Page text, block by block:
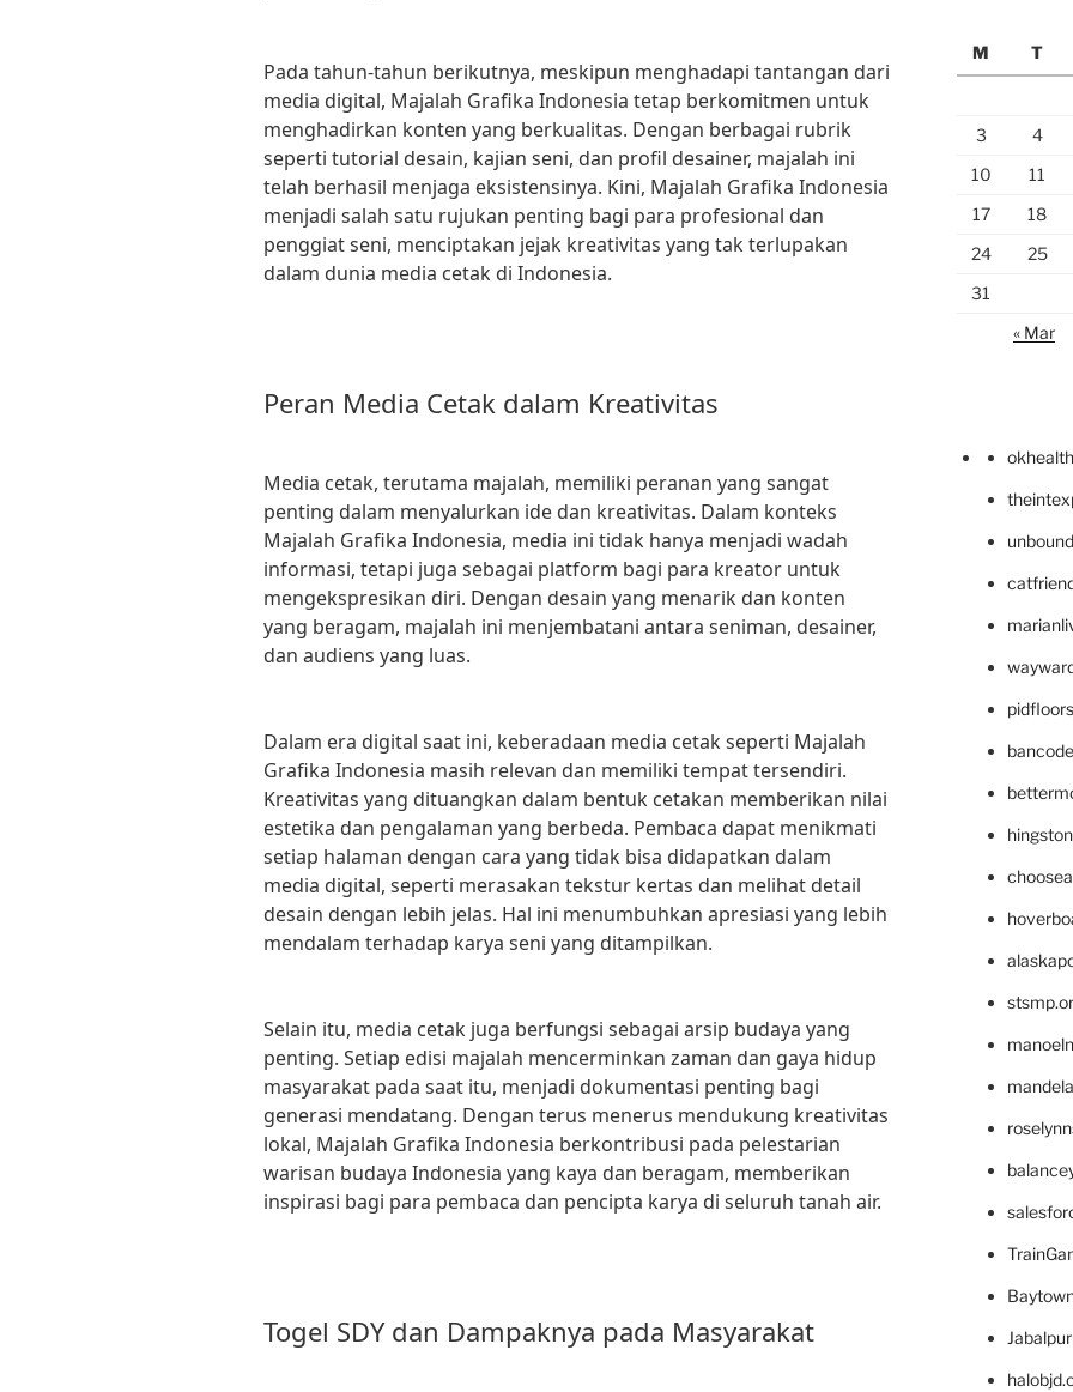
Pada tahun-tahun berikutnya, meskipun menghadapi tantangan dari
media digital, Majalah Grafika Indonesia tetap berkomitmen untuk
menghadirkan konten yang berkualitas. Dengan berbagai rubrik
seperti tutorial desain, kajian seni, dan profil desainer, majalah ini
telah berhasil menjaga eksistensinya. Kini, Majalah Grafika Indonesia
menjadi salah satu rujukan penting bagi para profesional dan
penggiat seni, menciptakan jejak kreativitas yang tak terlupakan
dalam dunia media cetak di Indonesia.
Peran Media Cetak dalam Kreativitas
Media cetak, terutama majalah, memiliki peranan yang sangat
penting dalam menyalurkan ide dan kreativitas. Dalam konteks
Majalah Grafika Indonesia, media ini tidak hanya menjadi wadah
informasi, tetapi juga sebagai platform bagi para kreator untuk
mengekspresikan diri. Dengan desain yang menarik dan konten
yang beragam, majalah ini menjembatani antara seniman, desainer,
dan audiens yang luas.
Dalam era digital saat ini, keberadaan media cetak seperti Majalah
Grafika Indonesia masih relevan dan memiliki tempat tersendiri.
Kreativitas yang dituangkan dalam bentuk cetakan memberikan nilai
estetika dan pengalaman yang berbeda. Pembaca dapat menikmati
setiap halaman dengan cara yang tidak bisa didapatkan dalam
media digital, seperti merasakan tekstur kertas dan melihat detail
desain dengan lebih jelas. Hal ini menumbuhkan apresiasi yang lebih
mendalam terhadap karya seni yang ditampilkan.
Selain itu, media cetak juga berfungsi sebagai arsip budaya yang
penting. Setiap edisi majalah mencerminkan zaman dan gaya hidup
masyarakat pada saat itu, menjadi dokumentasi penting bagi
generasi mendatang. Dengan terus menerus mendukung kreativitas
lokal, Majalah Grafika Indonesia berkontribusi pada pelestarian
warisan budaya Indonesia yang kaya dan beragam, memberikan
inspirasi bagi para pembaca dan pencipta karya di seluruh tanah air.
Togel SDY dan Dampaknya pada Masyarakat
M
T
3
4
10
11
17
18
24
25
31
« Mar